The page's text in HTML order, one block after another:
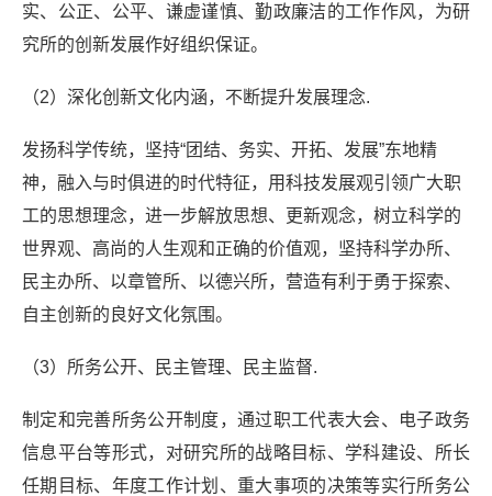
实、公正、公平、谦虚谨慎、勤政廉洁的工作作风，为研
究所的创新发展作好组织保证。
（2）深化创新文化内涵，不断提升发展理念.
发扬科学传统，坚持“团结、务实、开拓、发展”东地精
神，融入与时俱进的时代特征，用科技发展观引领广大职
工的思想理念，进一步解放思想、更新观念，树立科学的
世界观、高尚的人生观和正确的价值观，坚持科学办所、
民主办所、以章管所、以德兴所，营造有利于勇于探索、
自主创新的良好文化氛围。
（3）所务公开、民主管理、民主监督.
制定和完善所务公开制度，通过职工代表大会、电子政务
信息平台等形式，对研究所的战略目标、学科建设、所长
任期目标、年度工作计划、重大事项的决策等实行所务公